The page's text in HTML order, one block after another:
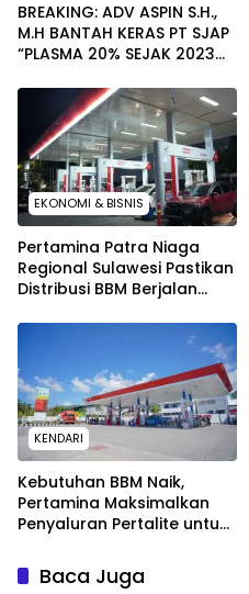
BREAKING: ADV ASPIN S.H.,
M.H BANTAH KERAS PT SJAP
“PLASMA 20% SEJAK 2023
WARGA WAWOONE!
EKONOMI & BISNIS
Pertamina Patra Niaga
Regional Sulawesi Pastikan
Distribusi BBM Berjalan
Seluruh Wilayah Sulawesi
KENDARI
Kebutuhan BBM Naik,
Pertamina Maksimalkan
Penyaluran Pertalite untuk
Baca Juga